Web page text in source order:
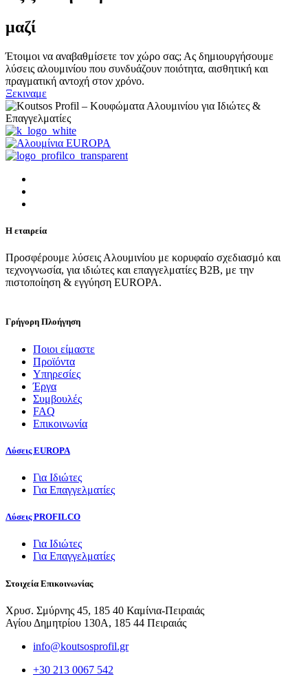
μαζί
Έτοιμοι να αναβαθμίσετε τον χώρο σας; Ας δημιουργήσουμε
λύσεις αλουμινίου που συνδυάζουν ποιότητα, αισθητική και
πραγματική αντοχή στον χρόνο.
Ξεκιναμε
Η εταιρεία
Προσφέρουμε λύσεις Αλουμινίου με κορυφαίο σχεδιασμό και
τεχνογνωσία, για ιδιώτες και επαγγελματίες Β2Β, με την
πιστοποίηση & εγγύηση EUROPA.
Γρήγορη Πλοήγηση
Ποιοι είμαστε
Προϊόντα
Υπηρεσίες
Έργα
Συμβουλές
FAQ
Επικοινωνία
Λύσεις EUROPA
Για Ιδιώτες
Για Επαγγελματίες
Λύσεις PROFILCO
Για Ιδιώτες
Για Επαγγελματίες
Στοιχεία Επικοινωνίας
Χρυσ. Σμύρνης 45, 185 40 Καμίνια-Πειραιάς
Αγίου Δημητρίου 130Α, 185 44 Πειραιάς
info@koutsosprofil.gr
+30 213 0067 542